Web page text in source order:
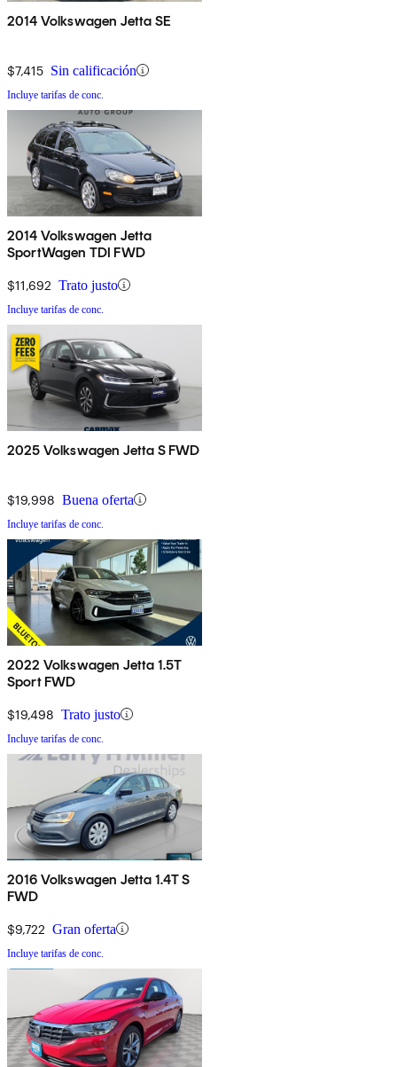
2014 Volkswagen Jetta SE
$7,415 Sin calificación
Incluye tarifas de conc.
2014 Volkswagen Jetta
SportWagen TDI FWD
$11,692 Trato justo
Incluye tarifas de conc.
2025 Volkswagen Jetta S FWD
$19,998 Buena oferta
Incluye tarifas de conc.
2022 Volkswagen Jetta 1.5T
Sport FWD
$19,498 Trato justo
Incluye tarifas de conc.
2016 Volkswagen Jetta 1.4T S
FWD
$9,722 Gran oferta
Incluye tarifas de conc.